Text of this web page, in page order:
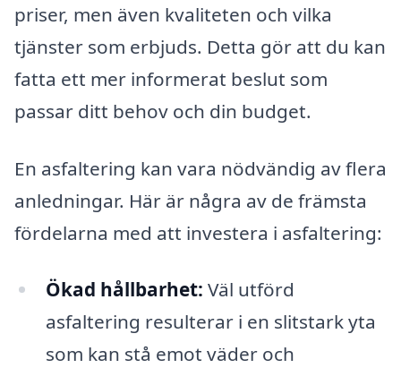
priser, men även kvaliteten och vilka
tjänster som erbjuds. Detta gör att du kan
fatta ett mer informerat beslut som
passar ditt behov och din budget.
En asfaltering kan vara nödvändig av flera
anledningar. Här är några av de främsta
fördelarna med att investera i asfaltering:
Ökad hållbarhet: Väl utförd
asfaltering resulterar i en slitstark yta
som kan stå emot väder och